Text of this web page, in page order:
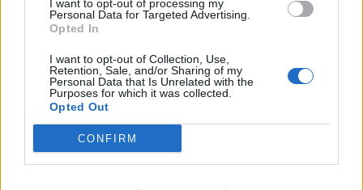
I want to opt-out of processing my
Personal Data for Targeted Advertising.
Opted In
I want to opt-out of Collection, Use,
Retention, Sale, and/or Sharing of my
Personal Data that Is Unrelated with the
Purposes for which it was collected.
Opted Out
CONFIRM
ΣΧΕΤΙΚA AΡΘΡΑ
Άντριου: Μυστικό σχέδιο για βασιλική κηδεία όταν
Άντριου: Μυστικό σχέδιο για
Άντριου: Μυστικό σχέδιο για
βασιλική κηδεία όταν πεθάνει,